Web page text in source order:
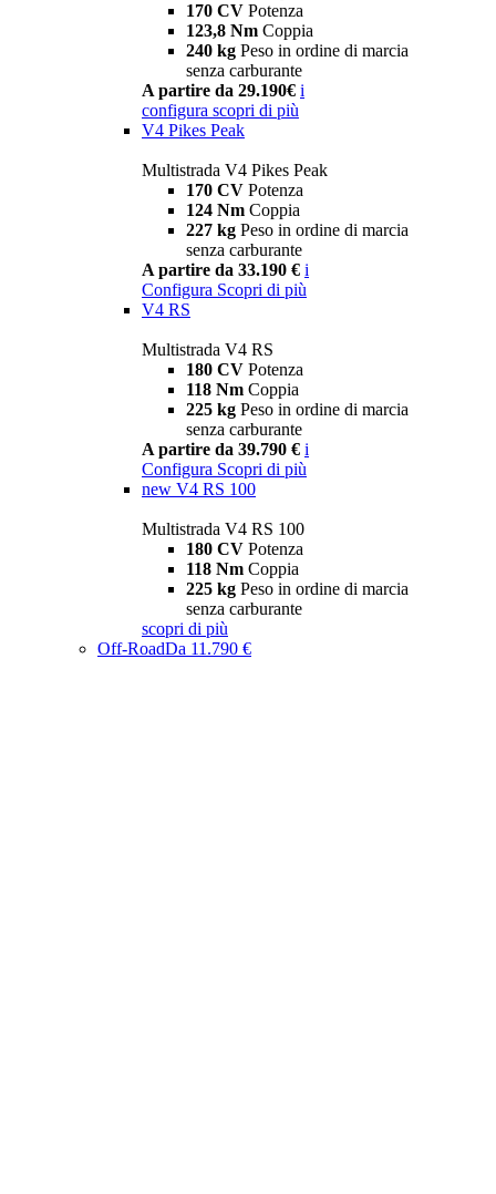
170 CV Potenza
123,8 Nm Coppia
240 kg Peso in ordine di marcia
senza carburante
A partire da 29.190€ i
configura scopri di più
V4 Pikes Peak
Multistrada V4 Pikes Peak
170 CV Potenza
124 Nm Coppia
227 kg Peso in ordine di marcia
senza carburante
A partire da 33.190 € i
Configura Scopri di più
V4 RS
Multistrada V4 RS
180 CV Potenza
118 Nm Coppia
225 kg Peso in ordine di marcia
senza carburante
A partire da 39.790 € i
Configura Scopri di più
new V4 RS 100
Multistrada V4 RS 100
180 CV Potenza
118 Nm Coppia
225 kg Peso in ordine di marcia
senza carburante
scopri di più
Off-RoadDa 11.790 €